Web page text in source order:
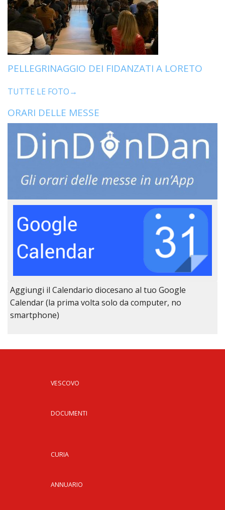
PELLEGRINAGGIO DEI FIDANZATI A LORETO
TUTTE LE FOTO→
ORARI DELLE MESSE
Aggiungi il Calendario diocesano al tuo Google
Calendar (la prima volta solo da computer, no
smartphone)
VESCOVO
DOCUMENTI
CURIA
ANNUARIO